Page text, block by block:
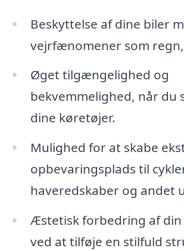
Beskyttelse af dine biler
vejrfænomener som
Øget tilgængelighed og
bekvemmelighed, når du
dine køretøjer.
Mulighed for at skabe
opbevaringsplads til
haveredskaber og andet
Æstetisk forbedring af din
ved at tilføje en stilfuld